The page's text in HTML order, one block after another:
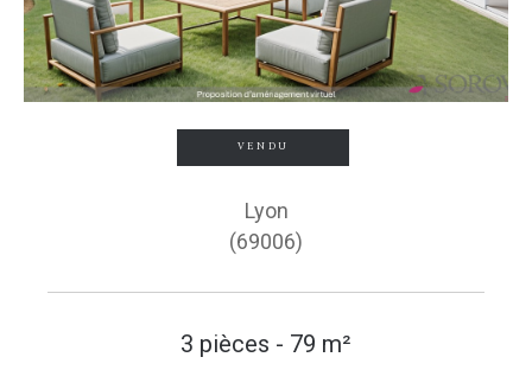
VENDU
Lyon
(69006)
3 pièces - 79 m²